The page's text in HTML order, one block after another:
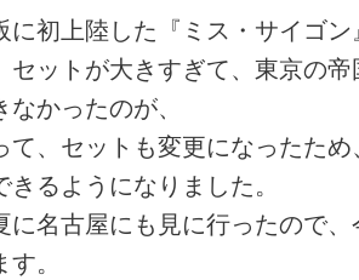
に初上陸した『ミス・サイゴ
セットが大きすぎて、東京の
かったのが、
て、セットも変更になったた
るようになりました。
に名古屋にも見に行ったので
。